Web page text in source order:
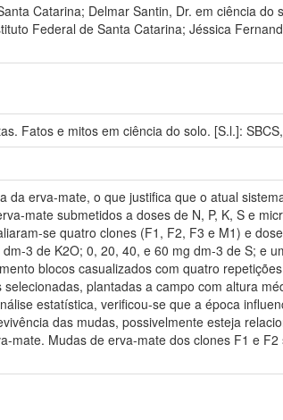
Catarina; Delmar Santin, Dr. em ciência do
Federal de Santa Catarina; Jéssica
Fatos e mitos em ciência do solo. [S.l.]:
erva-mate, o que justifica que o atual
mate submetidos a doses de N, P, K, S e
se quatro clones (F1, F2, F3 e M1) e
3 de K2O; 0, 20, 40, e 60 mg dm-3 de S; e
blocos casualizados com quatro
plantadas a campo com altura
estatística, verificou-se que a época
das mudas, possivelmente esteja
Mudas de erva-mate dos clones F1 e